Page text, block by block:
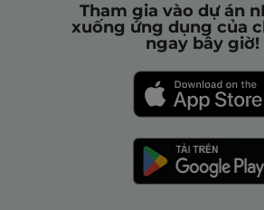
Tham gia vào dự án
xuống ứng dụng của
ngay bây giờ!